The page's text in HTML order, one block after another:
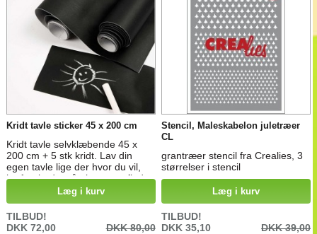
Kridt tavle sticker 45 x 200 cm
Kridt tavle selvklæbende 45 x
200 cm + 5 stk kridt. Lav din
egen tavle lige der hvor du vil,
hæfter bedst på glatte overflader.
Læg i kurv
TILBUD!
DKK 72,00
DKK 80,00
Stencil, Maleskabelon juletræer
CL
grantræer stencil fra Crealies, 3
størrelser i stencil
Læg i kurv
TILBUD!
DKK 35,10
DKK 39,00